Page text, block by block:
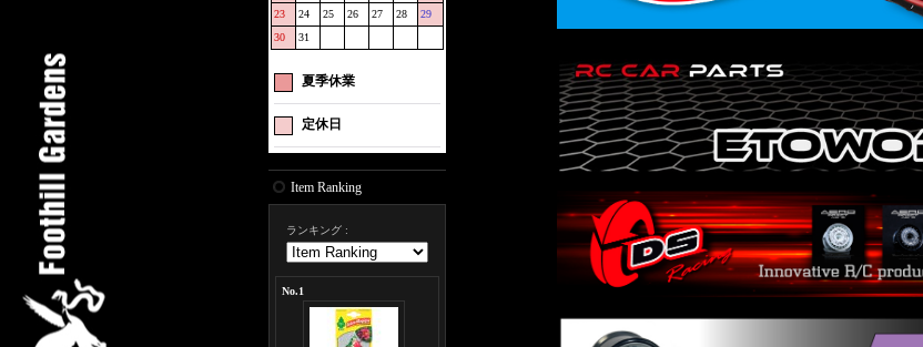
23
24 25 26 27 28
29
30
31
夏季休業
定休日
Item Ranking
ランキング :
No.1